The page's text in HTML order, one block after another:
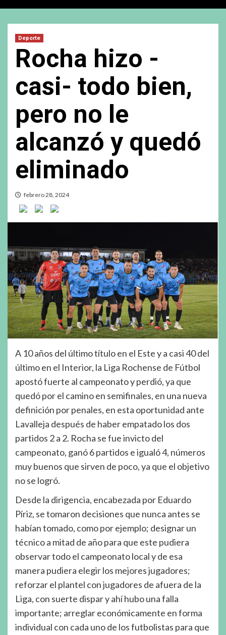
Deporte
Rocha hizo -
casi- todo bien,
pero no le
alcanzó y quedó
eliminado
febrero 28, 2024
A 10 años del último título en el Este y a casi 40 del
último en el Interior, la Liga Rochense de Fútbol
apostó fuerte al campeonato y perdió, ya que
quedó por el camino en semifinales, en una nueva
definición por penales, en esta oportunidad ante
Lavalleja después de haber empatado los dos
partidos 2 a 2. Rocha se fue invicto del
campeonato, ganó 6 partidos e igualó 4, números
muy buenos que sirven de poco, ya que el objetivo
no se logró.
Desde la dirigencia, encabezada por Eduardo
Píriz, se tomaron decisiones que nunca antes se
habían tomado, como por ejemplo; designar un
técnico a mitad de año para que este pudiera
observar todo el campeonato local y de esa
manera pudiera elegir los mejores jugadores;
reforzar el plantel con jugadores de afuera de la
Liga, con suerte dispar y ahí hubo una falla
importante; arreglar económicamente en forma
individual con cada uno de los futbolistas para que